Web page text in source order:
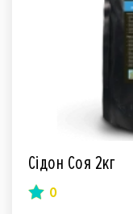
Сідон Соя 2кг
0